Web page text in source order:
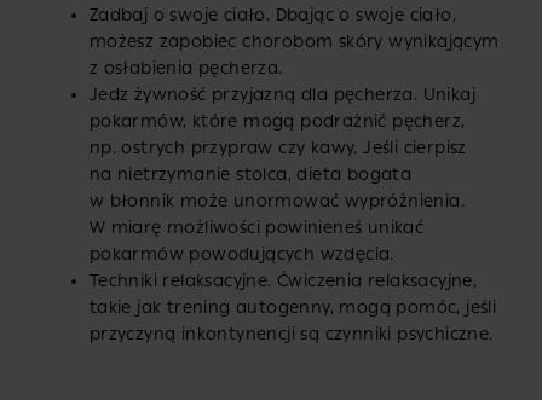
Zadbaj o swoje ciało. Dbając o swoje ciało,
możesz zapobiec chorobom skóry wynikającym
z osłabienia pęcherza.
Jedz żywność przyjazną dla pęcherza. Unikaj
pokarmów, które mogą podrażnić pęcherz,
np. ostrych przypraw czy kawy. Jeśli cierpisz
na nietrzymanie stolca, dieta bogata
w błonnik może unormować wypróżnienia.
W miarę możliwości powinieneś unikać
pokarmów powodujących wzdęcia.
Techniki relaksacyjne. Ćwiczenia relaksacyjne,
takie jak trening autogenny, mogą pomóc, jeśli
przyczyną inkontynencji są czynniki psychiczne.